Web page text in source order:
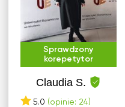
Sprawdzony
korepetytor
Claudia S.
5.0 (opinie: 24)